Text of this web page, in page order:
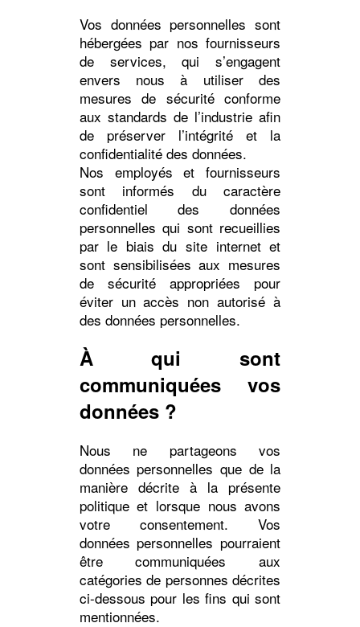
Vos données personnelles sont
hébergées par nos fournisseurs
de services, qui s’engagent
envers nous à utiliser des
mesures de sécurité conforme
aux standards de l’industrie afin
de préserver l’intégrité et la
confidentialité des données.
Nos employés et fournisseurs
sont informés du caractère
confidentiel des données
personnelles qui sont recueillies
par le biais du site internet et
sont sensibilisées aux mesures
de sécurité appropriées pour
éviter un accès non autorisé à
des données personnelles.
À qui sont
communiquées vos
données ?
Nous ne partageons vos
données personnelles que de la
manière décrite à la présente
politique et lorsque nous avons
votre consentement. Vos
données personnelles pourraient
être communiquées aux
catégories de personnes décrites
ci-dessous pour les fins qui sont
mentionnées.